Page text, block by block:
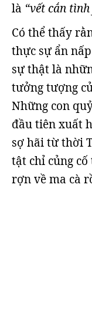
là “vết cắn tình
Có thể thấy
thực sự ẩn
sự thật là
tưởng tượng
Những con
đầu tiên xuất
sợ hãi từ thời
tật chỉ củng
rợn về ma cà